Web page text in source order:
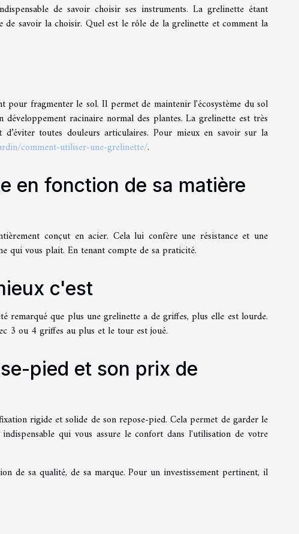
de savoir choisir ses instruments. La grelinette étant
de savoir la choisir. Quel est le rôle de la grelinette et comment la
pour fragmenter le sol. Il permet de maintenir l'écosystème du sol
racinaire normal des plantes. La grelinette est très
toutes douleurs articulaires. Pour mieux en savoir sur la
comment-utiliser-une-grelinette/.
en fonction de sa matière
conçut en acier. Cela lui confère une résistance et une
qui vous plait. En tenant compte de sa praticité.
c'est
remarqué que plus une grelinette a de griffes, plus elle est lourde.
3 ou 4 griffes au plus et le tour est joué.
pied et son prix de
rigide et solide de son repose-pied. Cela permet de garder le
qui vous assure le confort dans l'utilisation de votre
de sa qualité, de sa marque. Pour un investissement pertinent, il